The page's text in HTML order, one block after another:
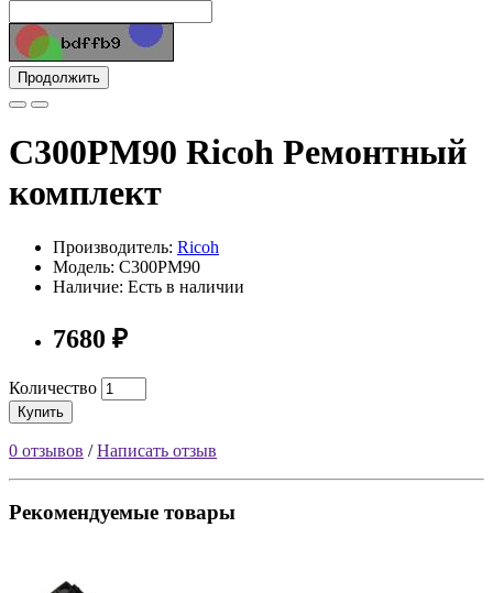
Продолжить
C300PM90 Ricoh Ремонтный
комплект
Производитель: Ricoh
Модель: C300PM90
Наличие: Есть в наличии
7680 ₽
Количество
Купить
0 отзывов /Написать отзыв
Рекомендуемые товары